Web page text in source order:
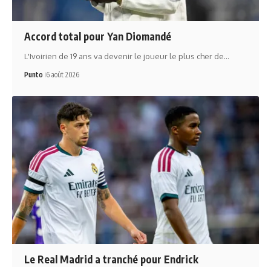
Accord total pour Yan Diomandé
L'Ivoirien de 19 ans va devenir le joueur le plus cher de…
Punto 6 août 2026
Le Real Madrid a tranché pour Endrick